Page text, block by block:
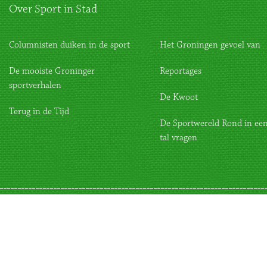
Over Sport in Stad
Columnisten duiken in de sport
De mooiste Groninger
sportverhalen
Terug in de Tijd
Het Groningen gevoel van
Reportages
De Kwoot
De Sportwereld Rond in
tal vragen